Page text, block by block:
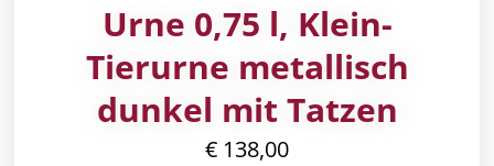
Urne 0,75 l, Klein-
Tierurne metallisch
dunkel mit Tatzen
€ 138,00